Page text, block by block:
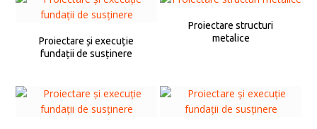
Proiectare și execuție
fundații de susținere
Proiectare structuri
metalice